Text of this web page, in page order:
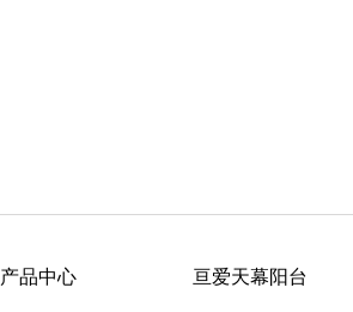
产品中心 亘爱天幕阳台